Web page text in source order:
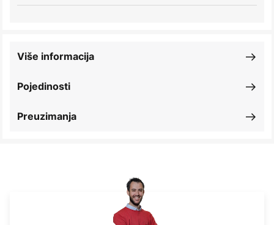
Pojedinosti
Više informacija
Preuzimanja